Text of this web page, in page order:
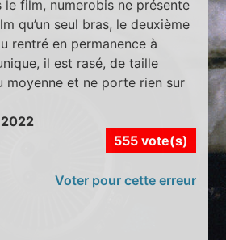
le film, numerobis ne présente
qu’un seul bras, le deuxième
rentré en permanence à
il est rasé, de taille
moyenne et ne porte rien sur
555 vote(s)
Voter pour cette erreur